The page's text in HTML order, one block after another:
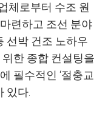
체로부터 수조 원
련하고 조선 분야
선박 건조 노하우
한 종합 컨설팅을
필수적인 ‘절충교
있다.